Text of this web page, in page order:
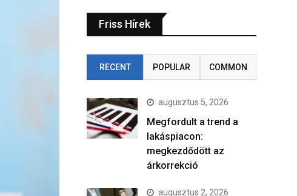
Friss Hírek
RECENT POPULAR COMMON
augusztus 5, 2026
Megfordult a trend a
lakáspiacon:
megkezdődött az
árkorrekció
augusztus 2, 2026